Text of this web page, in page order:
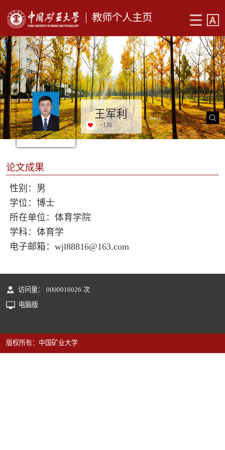
教师个人主页
王军利
+126
论文成果
性别：男
学位：博士
所在单位：体育学院
学科：体育学
电子邮箱： wjl88816@163.com
访问量： 0000016026 次
电脑版
版权所有：中国矿业大学